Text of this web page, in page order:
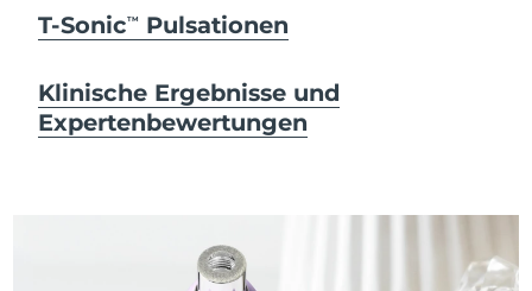
T-SonicTM Pulsationen
Klinische Ergebnisse und
Expertenbewertungen